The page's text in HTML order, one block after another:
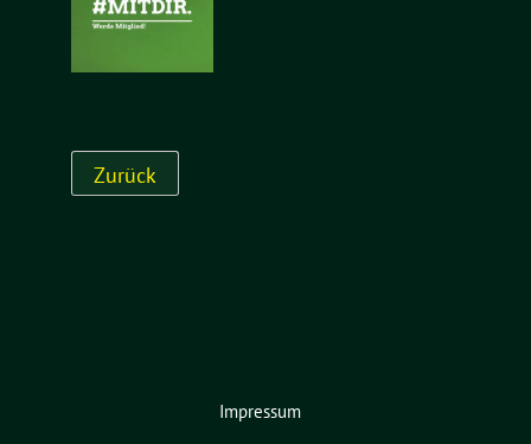
Impressum